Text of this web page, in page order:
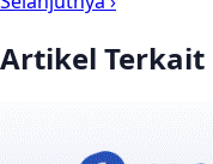
Artikel Terkait